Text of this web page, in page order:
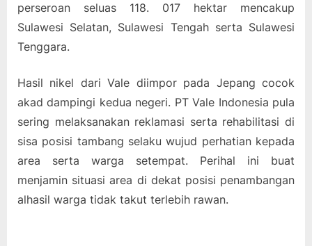
perseroan seluas 118. 017 hektar mencakup
Sulawesi Selatan, Sulawesi Tengah serta Sulawesi
Tenggara.
Hasil nikel dari Vale diimpor pada Jepang cocok
akad dampingi kedua negeri. PT Vale Indonesia pula
sering melaksanakan reklamasi serta rehabilitasi di
sisa posisi tambang selaku wujud perhatian kepada
area serta warga setempat. Perihal ini buat
menjamin situasi area di dekat posisi penambangan
alhasil warga tidak takut terlebih rawan.